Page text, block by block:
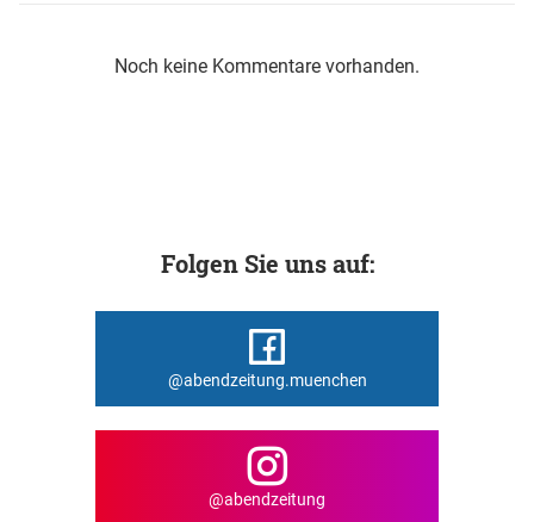
Noch keine Kommentare vorhanden.
Folgen Sie uns auf:
@abendzeitung.muenchen
@abendzeitung